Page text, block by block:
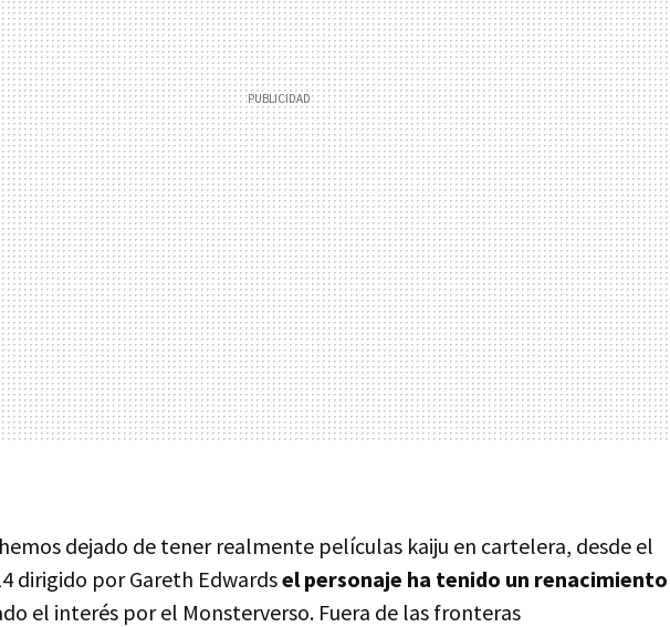
dejado de tener realmente películas kaiju en cartelera, desde el
dirigido por Gareth Edwardsel personaje ha tenido un renacimiento
el interés por el Monsterverso. Fuera de las fronteras